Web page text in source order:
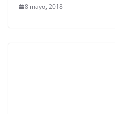
8 mayo, 2018